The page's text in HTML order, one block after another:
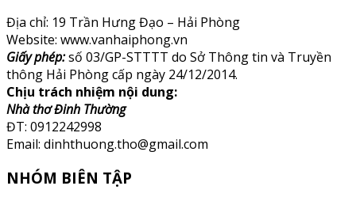
Địa chỉ: 19 Trần Hưng Đạo – Hải Phòng
Website: www.vanhaiphong.vn
Giấy phép:số 03/GP-STTTT do Sở Thông tin và Truyền
thông Hải Phòng cấp ngày 24/12/2014.
Chịu trách nhiệm nội dung:
Nhà thơ Đinh Thường
ĐT: 0912242998
Email: dinhthuong.tho@gmail.com
NHÓM BIÊN TẬP